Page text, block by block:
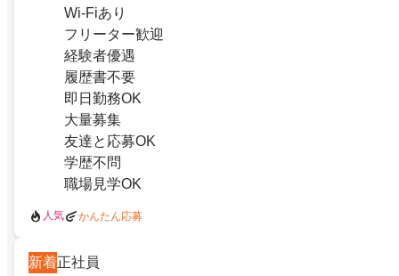
Wi-Fiあり
フリーター歓迎
経験者優遇
履歴書不要
即日勤務OK
大量募集
友達と応募OK
学歴不問
職場見学OK
人気 かんたん応募
新着正社員